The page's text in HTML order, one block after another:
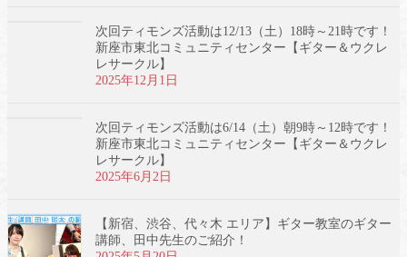
次回ティモンズ活動は12/13（土）18時～21時です！
新座市東北コミュニティセンター【ギター＆ウクレ
レサークル】
2025年12月1日
次回ティモンズ活動は6/14（土）朝9時～12時です！
新座市東北コミュニティセンター【ギター＆ウクレ
レサークル】
2025年6月2日
【新宿、渋谷、代々木 エリア】ギター教室のギター
講師、田中先生のご紹介！